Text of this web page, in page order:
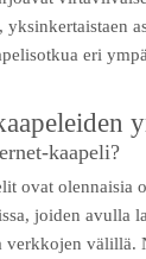
eri
kaapeli?
ovat olennaisia
joiden avulla
verkkojen välillä.